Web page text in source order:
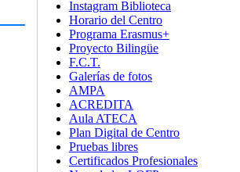
Instagram Biblioteca
Horario del Centro
Programa Erasmus+
Proyecto Bilingüe
F.C.T.
Galerías de fotos
AMPA
ACREDITA
Aula ATECA
Plan Digital de Centro
Pruebas libres
Certificados Profesionales